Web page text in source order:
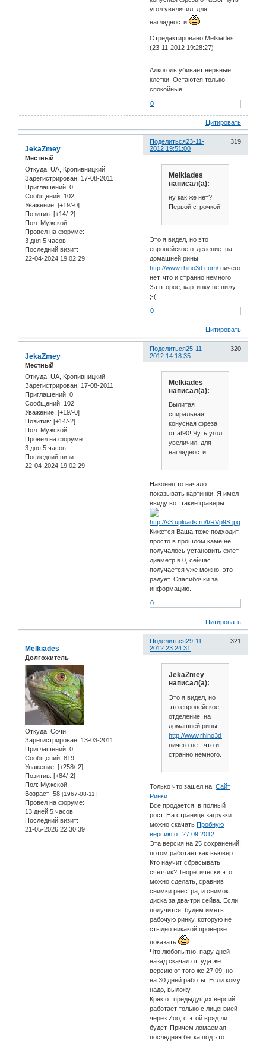
угол увеличил, для
наглядности
Отредактировано Melkiades
(23-11-2012 19:28:27)
Алкоголь убивает нервные
клетки. Остаются только
спокойные...
0
Цитировать
Поделиться 319
23-11-
2012 19:51:00
JekaZmey
Местный
Откуда: UA, Кропивницкий
Зарегистрирован: 17-08-2011
Приглашений: 0
Сообщений: 102
Уважение: [+19/-0]
Позитив: [+14/-2]
Пол: Мужской
Провел на форуме:
3 дня 5 часов
Последний визит:
22-04-2024 19:02:29
Melkiades
написал(а):
ну как же нет?
Первой строчкой!
Это я видел, но это
европейское отделение. на
домашней рины
http://www.rhino3d.com/ ничего
нет. что и странно немного.
За второе, картинку не вижу
;-(
0
Цитировать
Поделиться 320
25-11-
2012 14:18:35
JekaZmey
Местный
Откуда: UA, Кропивницкий
Зарегистрирован: 17-08-2011
Приглашений: 0
Сообщений: 102
Уважение: [+19/-0]
Позитив: [+14/-2]
Пол: Мужской
Провел на форуме:
3 дня 5 часов
Последний визит:
22-04-2024 19:02:29
Melkiades
написал(а):
Вылитая
спиральная
конусная фреза
от at90! Чуть угол
увеличил, для
наглядности
Наконец то начало
показывать картинки. Я имел
ввиду вот такие граверы:
Кижется Ваша тоже подходит,
просто в прошлом каме не
получалось установить флет
диаметр в 0, сейчас
получается уже можно, это
радует. Спасибочки за
информацию.
0
Цитировать
Поделиться 321
29-11-
2012 23:24:31
Melkiades
Долгожитель
Откуда: Сочи
Зарегистрирован: 13-03-2011
Приглашений: 0
Сообщений: 819
Уважение: [+258/-2]
Позитив: [+84/-2]
Пол: Мужской
Возраст: 58 [1967-08-11]
Провел на форуме:
13 дней 5 часов
Последний визит:
21-05-2026 22:30:39
JekaZmey
написал(а):
Это я видел, но
это европейское
отделение. на
домашней рины
http://www.rhino3d.com/
ничего нет. что и
странно немного.
Только что зашел наСайт
Ринки
Все продается, в полный
рост. На странице загрузки
можно скачатьПробную
версию от 27.09.2012
Эта версия на 25 сохранений,
потом работает как вьювер.
Кто научит сбрасывать
счетчик? Теоретически это
можно сделать, сравнив
снимки реестра, и снимок
диска за два-три сейва. Если
получится, будем иметь
рабочую ринку, которую не
стыдно никакой проверке
показать
Что любопытно, пару дней
назад скачал оттуда же
версию от того же 27.09, но
на 30 дней работы. Если кому
надо, выложу.
Кряк от предыдущих версий
работает только с лицензией
через Zoo, с этой вряд ли
будет. Причем ломаемая
последняя бетка под этот